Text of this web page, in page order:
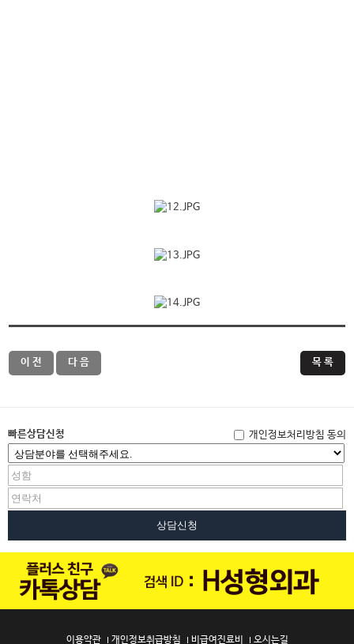
이 전 다 음 목 록
빠른상담신청 개인정보처리방침 동의
상담신청
이용약관 개인정보취급방침 비급여진료비 오시는길